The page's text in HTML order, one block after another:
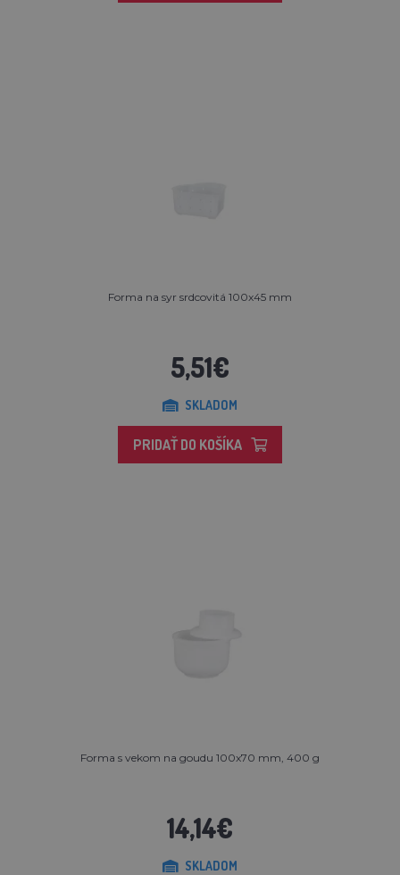
Forma na syr srdcovitá 100x45 mm
5,51€
SKLADOM
PRIDAŤ DO KOŠÍKA
Forma s vekom na goudu 100x70 mm, 400 g
14,14€
SKLADOM